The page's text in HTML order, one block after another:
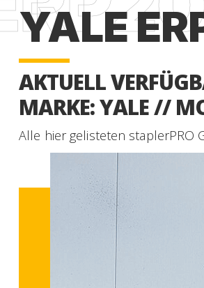
YALE
AKTUELL
MARKE: YALE //
Alle hier gelisteten staplerPRO